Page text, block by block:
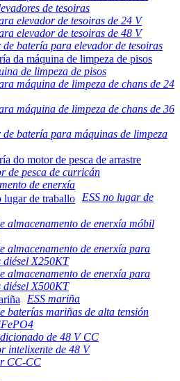
de tesoiras
elevador de tesoiras de 24 V
elevador de tesoiras de 48 V
batería para elevador de tesoiras
de limpeza de pisos
máquina de limpeza de chans de 24
máquina de limpeza de chans de 36
de batería para máquinas de limpeza
de pesca de curricán
de enerxía
ESS no lugar de
almacenamento de enerxía móbil
almacenamento de enerxía para
diésel X250KT
almacenamento de enerxía para
diésel X500KT
ESS mariña
baterías mariñas de alta tensión
de 48 V CC
intelixente de 48 V
CC-CC